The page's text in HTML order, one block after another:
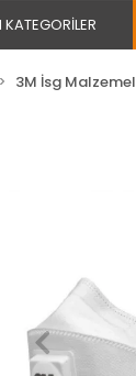
KATEGORİLER
3M İsg